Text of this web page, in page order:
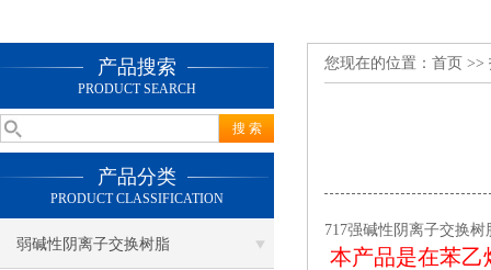
产品搜索
PRODUCT SEARCH
产品分类
PRODUCT CLASSIFICATION
弱碱性阴离子交换树脂
您现在的位置： 首页 >>
717强碱性阴离子交换
本产品是在苯乙